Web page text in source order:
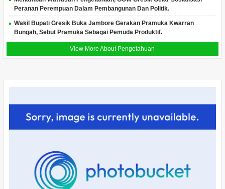
Peranan Perempuan Dalam Pembangunan Dan Politik.
Wakil Bupati Gresik Buka Jambore Gerakan Pramuka Kwarran
Bungah, Sebut Pramuka Sebagai Pemuda Produktif.
View More About Pengetahuan